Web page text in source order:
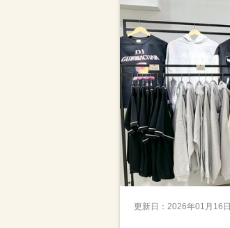
更新日： 2026年01月16日